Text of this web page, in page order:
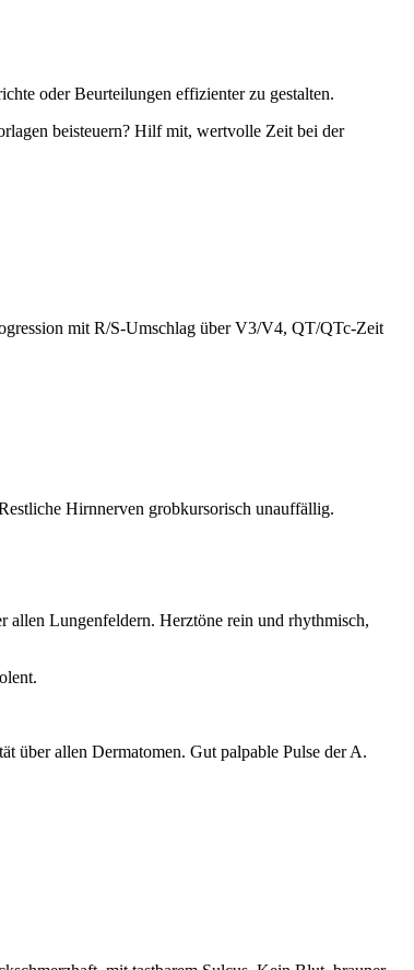
oder Beurteilungen effizienter zu gestalten.
beisteuern? Hilf mit, wertvolle Zeit bei der
mit R/S-Umschlag über V3/V4, QT/QTc-Zeit
Hirnnerven grobkursorisch unauffällig.
allen Lungenfeldern. Herztöne rein und rhythmisch,
über allen Dermatomen. Gut palpable Pulse der A.